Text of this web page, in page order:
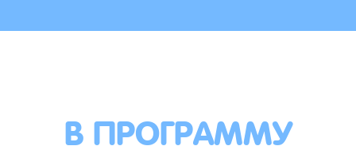
В ПРОГРАММУ